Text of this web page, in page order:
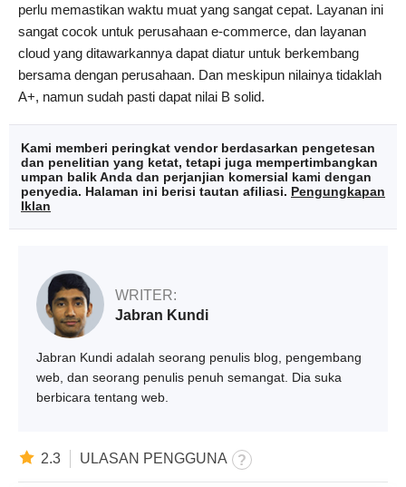
perlu memastikan waktu muat yang sangat cepat. Layanan ini
sangat cocok untuk perusahaan e-commerce, dan layanan
cloud yang ditawarkannya dapat diatur untuk berkembang
bersama dengan perusahaan. Dan meskipun nilainya tidaklah
A+, namun sudah pasti dapat nilai B solid.
Kami memberi peringkat vendor berdasarkan pengetesan
dan penelitian yang ketat, tetapi juga mempertimbangkan
umpan balik Anda dan perjanjian komersial kami dengan
penyedia. Halaman ini berisi tautan afiliasi. Pengungkapan
Iklan
WRITER:
Jabran Kundi
Jabran Kundi adalah seorang penulis blog, pengembang
web, dan seorang penulis penuh semangat. Dia suka
berbicara tentang web.
2.3 ULASAN PENGGUNA